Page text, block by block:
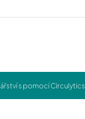
s pomocí Circulytics